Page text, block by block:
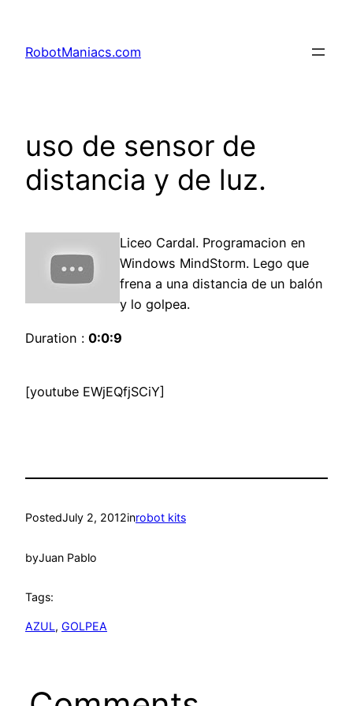
RobotManiacs.com
uso de sensor de
distancia y de luz.
Liceo Cardal. Programacion en
Windows MindStorm. Lego que
frena a una distancia de un balón
y lo golpea.
Duration : 0:0:9
[youtube EWjEQfjSCiY]
PostedJuly 2, 2012inrobot kits
byJuan Pablo
Tags:
AZUL, GOLPEA